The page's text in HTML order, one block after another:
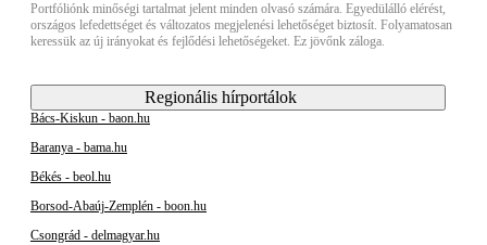
Portfóliónk minőségi tartalmat jelent minden olvasó számára. Egyedülálló elérést,
országos lefedettséget és változatos megjelenési lehetőséget biztosít. Folyamatosan
keressük az új irányokat és fejlődési lehetőségeket. Ez jövőnk záloga.
Regionális hírportálok
Bács-Kiskun - baon.hu
Baranya - bama.hu
Békés - beol.hu
Borsod-Abaúj-Zemplén - boon.hu
Csongrád - delmagyar.hu